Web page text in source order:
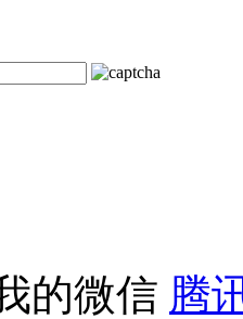
的微信 腾